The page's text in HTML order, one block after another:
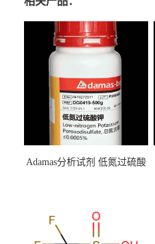
Adamas分析试剂 低氮过硫酸
（泰坦现货供应）